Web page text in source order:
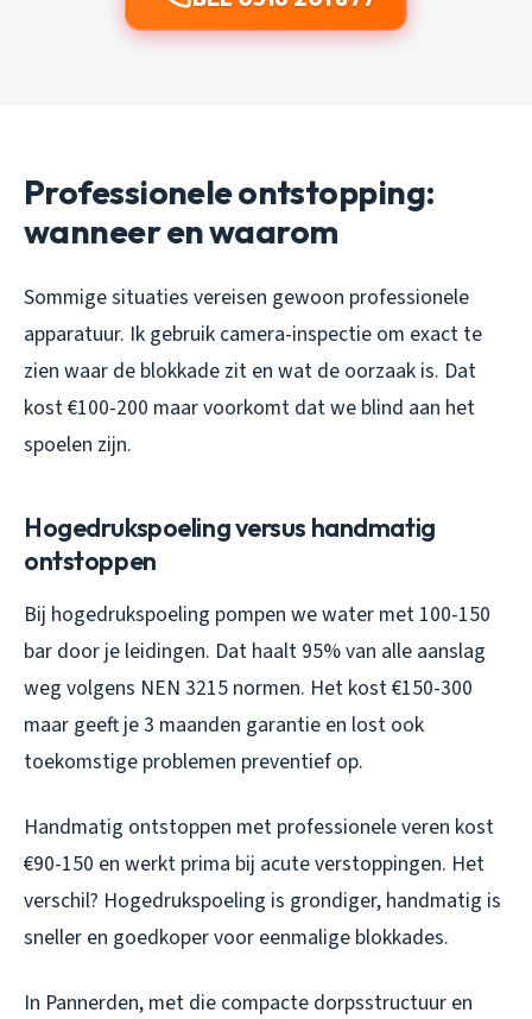
Professionele ontstopping:
wanneer en waarom
Sommige situaties vereisen gewoon professionele
apparatuur. Ik gebruik camera-inspectie om exact te
zien waar de blokkade zit en wat de oorzaak is. Dat
kost €100-200 maar voorkomt dat we blind aan het
spoelen zijn.
Hogedrukspoeling versus handmatig
ontstoppen
Bij hogedrukspoeling pompen we water met 100-150
bar door je leidingen. Dat haalt 95% van alle aanslag
weg volgens NEN 3215 normen. Het kost €150-300
maar geeft je 3 maanden garantie en lost ook
toekomstige problemen preventief op.
Handmatig ontstoppen met professionele veren kost
€90-150 en werkt prima bij acute verstoppingen. Het
verschil? Hogedrukspoeling is grondiger, handmatig is
sneller en goedkoper voor eenmalige blokkades.
In Pannerden, met die compacte dorpsstructuur en